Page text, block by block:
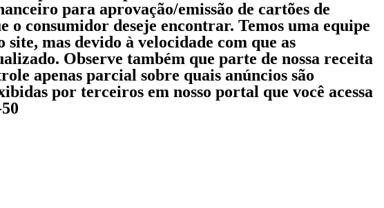
para aprovação/emissão de cartões de
consumidor deseje encontrar. Temos uma equipe
mas devido à velocidade com que as
Observe também que parte de nossa receita
apenas parcial sobre quais anúncios são
por terceiros em nosso portal que você acessa